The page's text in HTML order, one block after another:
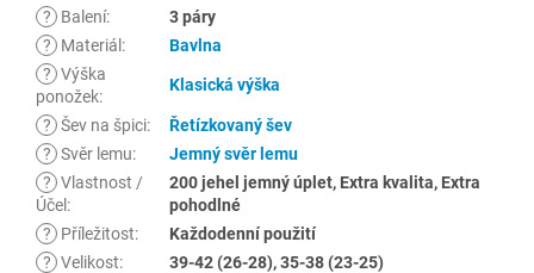
?
Balení:
3 páry
?
Materiál :
Bavlna
? Výška
ponožek:
Klasická výška
? Šev na špici:
Řetízkovaný šev
? Svěr lemu:
Jemný svěr lemu
? Vlastnost /
Účel :
200 jehel jemný úplet, Extra kvalita, Extra
pohodlné
?
Příležitost:
Každodenní použití
? Velikost:
39-42 (26-28), 35-38 (23-25)